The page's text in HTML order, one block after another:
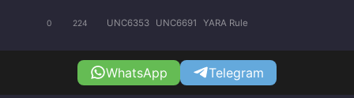
0 224 UNC6353 UNC6691 YARA Rule
WhatsApp Telegram